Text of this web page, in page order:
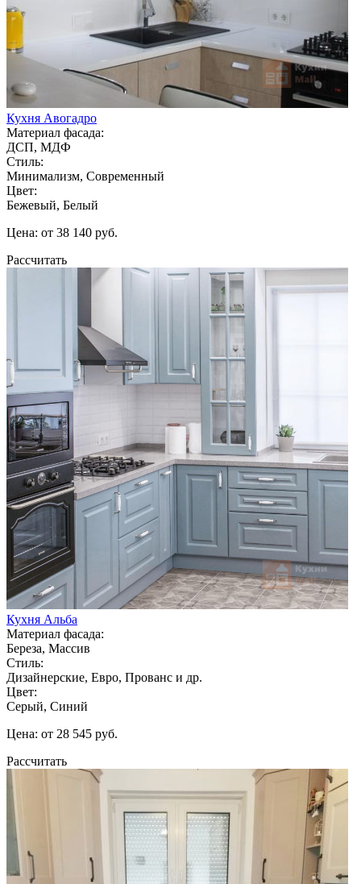
Кухня Авогадро
Материал фасада:
ДСП, МДФ
Стиль:
Минимализм, Современный
Цвет:
Бежевый, Белый
Цена: от 38 140 руб.
Рассчитать
Кухня Альба
Материал фасада:
Береза, Массив
Стиль:
Дизайнерские, Евро, Прованс и др.
Цвет:
Серый, Синий
Цена: от 28 545 руб.
Рассчитать